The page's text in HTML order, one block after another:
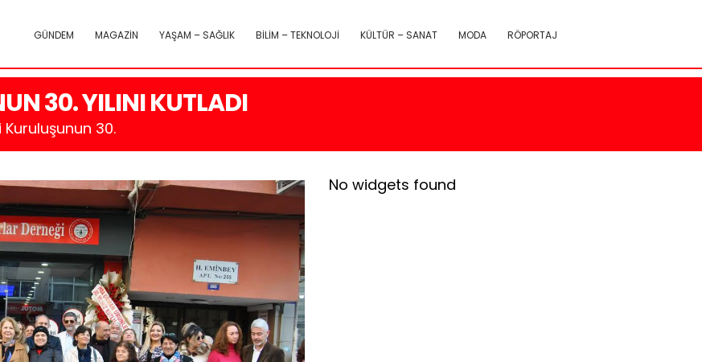
GÜNDEM MAGAZİN YAŞAM – SAĞLIK BİLİM – TEKNOLOJİ KÜLTÜR – SANAT MODA RÖPORTAJ
30. YILINI KUTLADI
30.
No widgets found